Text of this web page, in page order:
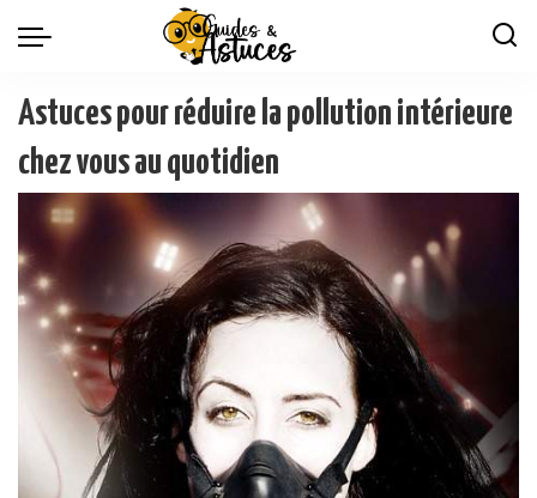
Astuces pour réduire la pollution intérieure
chez vous au quotidien